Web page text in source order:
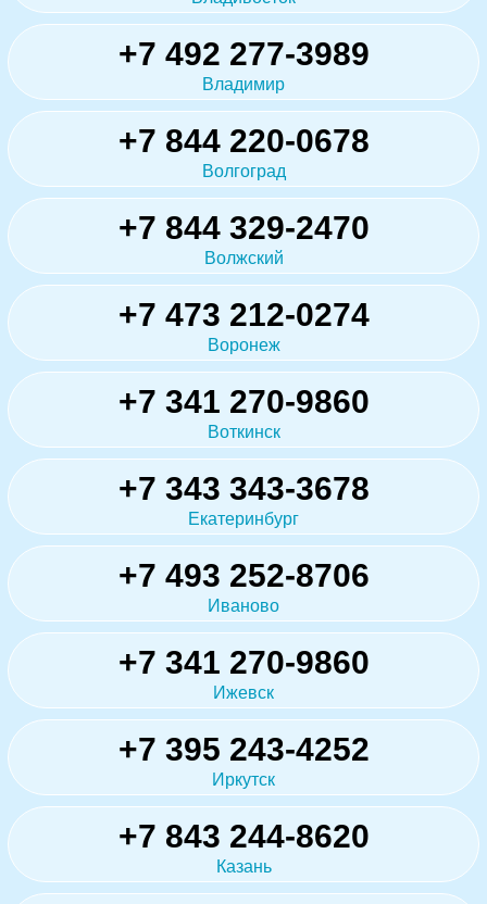
+7 492 277-3989
Владимир
+7 844 220-0678
Волгоград
+7 844 329-2470
Волжский
+7 473 212-0274
Воронеж
+7 341 270-9860
Воткинск
+7 343 343-3678
Екатеринбург
+7 493 252-8706
Иваново
+7 341 270-9860
Ижевск
+7 395 243-4252
Иркутск
+7 843 244-8620
Казань